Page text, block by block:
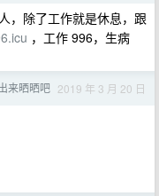
，除了工作就是休息，跟
，工作 996，生病
来晒晒吧 2019 年 3 月 20 日